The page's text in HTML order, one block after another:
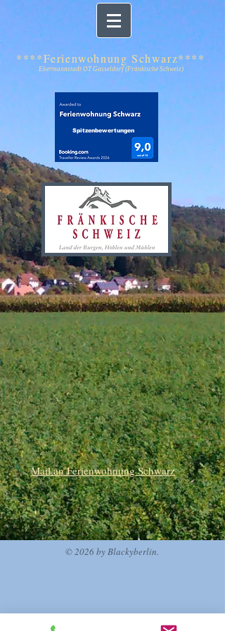
****Ferienwohnung Schwarz****
Ebermannstadt OT Gasseldorf (Fränkische Schweiz)
Spitzenbewertungen
Mail an Ferienwohnung Schwarz
© 2026 by Blackyberlin.